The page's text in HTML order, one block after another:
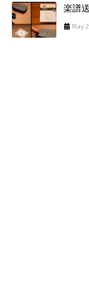
楽譜
May